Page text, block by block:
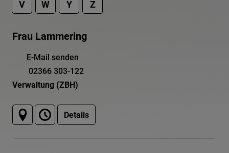
V
W Y Z
Frau Lammering
E-Mail senden
02366 303-122
Verwaltung (ZBH)
Details